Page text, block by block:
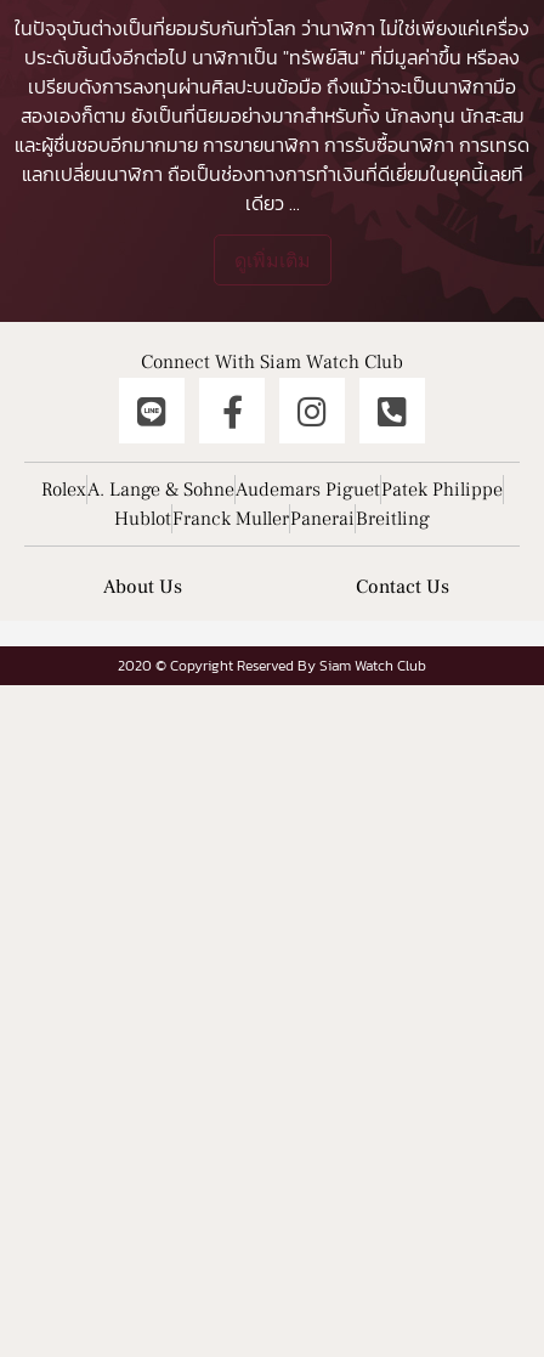
ในปัจจุบันต่างเป็นที่ยอมรับกันทั่วโลก ว่านาฬิกา ไม่ใช่เพียงแค่เครื่อง
ประดับชิ้นนึงอีกต่อไป นาฬิกาเป็น "ทรัพย์สิน" ที่มีมูลค่าขึ้น หรือลง
เปรียบดังการลงทุนผ่านศิลปะบนข้อมือ ถึงแม้ว่าจะเป็นนาฬิกามือ
สองเองก็ตาม ยังเป็นที่นิยมอย่างมากสำหรับทั้ง นักลงทุน นักสะสม
และผู้ชื่นชอบอีกมากมายการขายนาฬิกา การรับซื้อนาฬิกา การเทรด
แลกเปลี่ยนนาฬิกา ถือเป็นช่องทางการทำเงินที่ดีเยี่ยมในยุคนี้เลยที
เดียว...
ดูเพิ่มเติม
Connect With Siam Watch Club
RolexA. Lange & SohneAudemars PiguetPatek Philippe
HublotFranck MullerPaneraiBreitling
About Us Contact Us
2020 © Copyright Reserved By Siam Watch Club